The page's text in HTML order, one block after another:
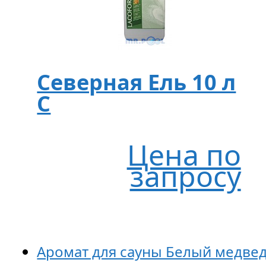
Северная Ель 10 л
C
Цена по
запросу
Аромат для сауны Белый